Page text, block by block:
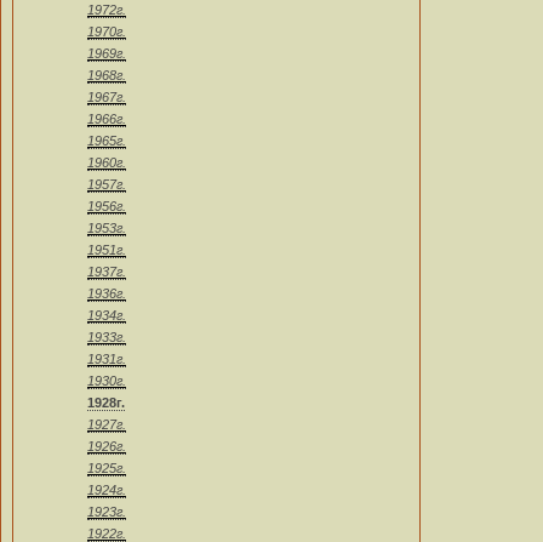
1972г.
1970г.
1969г.
1968г.
1967г.
1966г.
1965г.
1960г.
1957г.
1956г.
1953г.
1951г.
1937г.
1936г.
1934г.
1933г.
1931г.
1930г.
1928г.
1927г.
1926г.
1925г.
1924г.
1923г.
1922г.